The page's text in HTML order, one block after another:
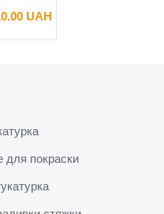
UAH
для покраски